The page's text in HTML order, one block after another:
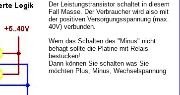
Der Leistungstransistor schaltet in diesem
Fall Masse. Der Verbraucher wird also mit
der positiven Versorgungsspannung (max.
40V) verbunden.
Wem das Schalten des "Minus" nicht
behagt sollte die Platine mit Relais
bestücken!
Dann können Sie schalten was Sie
möchten Plus, Minus, Wechselspannung